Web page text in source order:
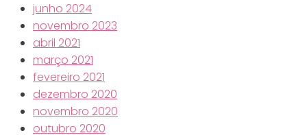
junho 2024
novembro 2023
abril 2021
março 2021
fevereiro 2021
dezembro 2020
novembro 2020
outubro 2020